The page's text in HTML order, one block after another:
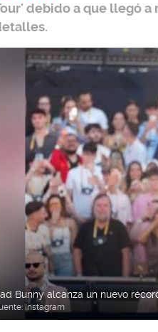
' debido a que llegó
Bunny alcanza un nuevo
Instagram